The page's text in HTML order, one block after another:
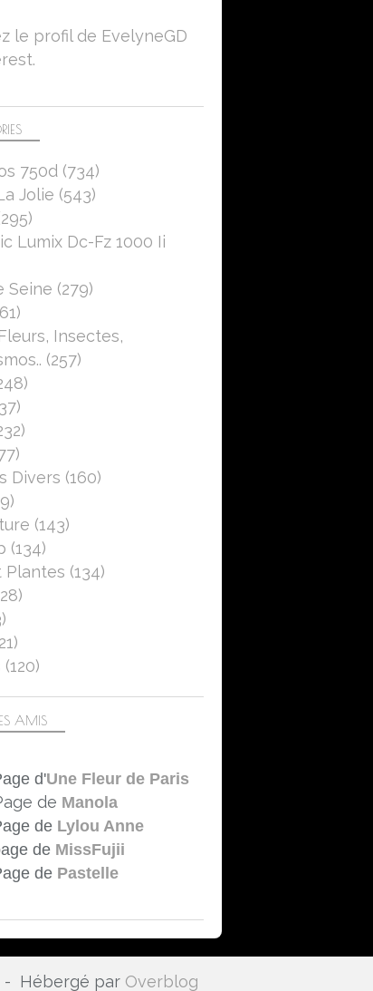
750d (734)
Jolie (543)
Lumix Dc-Fz 1000 Ii
Seine (279)
Insectes,
(257)
Divers (160)
(143)
(134)
Plantes (134)
(120)
le profil de EvelyneGD
AMIS
d'Une Fleur de Paris
de Manola
de Lylou Anne
de MissFujii
de Pastelle
- Hébergé par Overblog